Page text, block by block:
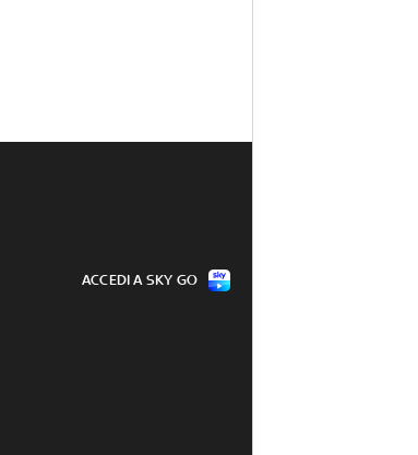
ACCEDI A SKY GO